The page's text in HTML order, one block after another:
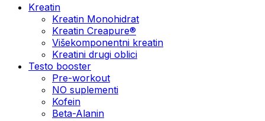
Kreatin
Kreatin Monohidrat
Kreatin Creapure®
Višekomponentni kreatin
Kreatini drugi oblici
Testo booster
Pre-workout
NO suplementi
Kofein
Beta-Alanin